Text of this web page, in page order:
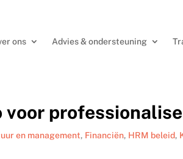
ons Advies & ondersteuning
en management, Financiën, HRM beleid,